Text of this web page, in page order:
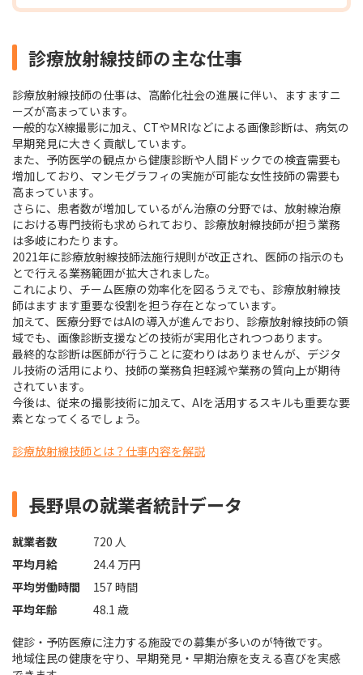
診療放射線技師の主な仕事
診療放射線技師の仕事は、高齢化社会の進展に伴い、ますますニ
ーズが高まっています。
一般的なX線撮影に加え、CTやMRIなどによる画像診断は、病気の
早期発見に大きく貢献しています。
また、予防医学の観点から健康診断や人間ドックでの検査需要も
増加しており、マンモグラフィの実施が可能な女性技師の需要も
高まっています。
さらに、患者数が増加しているがん治療の分野では、放射線治療
における専門技術も求められており、診療放射線技師が担う業務
は多岐にわたります。
2021年に診療放射線技師法施行規則が改正され、医師の指示のも
とで行える業務範囲が拡大されました。
これにより、チーム医療の効率化を図るうえでも、診療放射線技
師はますます重要な役割を担う存在となっています。
加えて、医療分野ではAIの導入が進んでおり、診療放射線技師の領
域でも、画像診断支援などの技術が実用化されつつあります。
最終的な診断は医師が行うことに変わりはありませんが、デジタ
ル技術の活用により、技師の業務負担軽減や業務の質向上が期待
されています。
今後は、従来の撮影技術に加えて、AIを活用するスキルも重要な要
素となってくるでしょう。
診療放射線技師とは？仕事内容を解説
長野県の就業者統計データ
就業者数
720 人
平均月給
24.4 万円
平均労働時間
157 時間
平均年齢
48.1 歳
健診・予防医療に注力する施設での募集が多いのが特徴です。
地域住民の健康を守り、早期発見・早期治療を支える喜びを実感